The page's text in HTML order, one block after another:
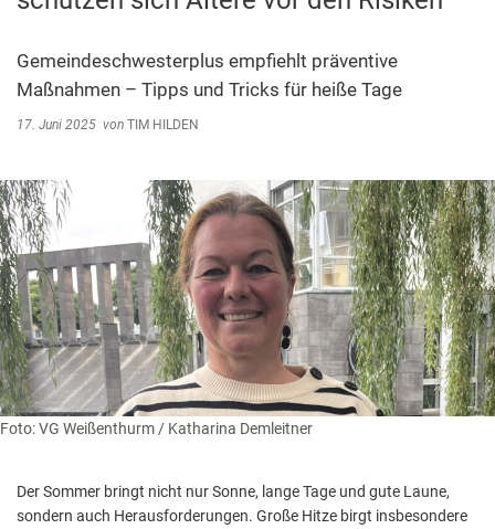
Steuern, Gebühren, Beiträge
Schiedsamt
Kita-Sozialarbeit
Gemeindeschwesterplus empfiehlt präventive
Maßnahmen – Tipps und Tricks für heiße Tage
17. Juni 2025 von TIM HILDEN
Foto: VG Weißenthurm / Katharina Demleitner
Der Sommer bringt nicht nur Sonne, lange Tage und gute Laune,
sondern auch Herausforderungen. Große Hitze birgt insbesondere